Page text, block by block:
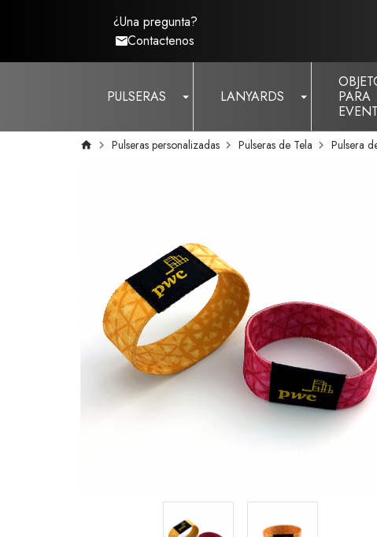
¿Una pregunta?
Contactenos
PULSERAS LANYARDS
PARA
Pulseras personalizadas Pulseras de Tela Pulsera